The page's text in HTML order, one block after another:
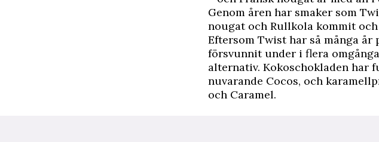
Genom åren har smaker som
nougat och Rullkola kommit
Eftersom Twist har så många
försvunnit under i flera
alternativ. Kokoschokladen har
nuvarande Cocos, och
och Caramel.